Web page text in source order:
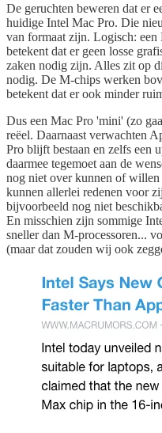
De geruchten beweren dat er
huidige Intel Mac Pro. Die
van formaat zijn. Logisch: een
betekent dat er geen losse
zaken nodig zijn. Alles zit op
nodig. De M-chips werken
betekent dat er ook minder
Dus een Mac Pro 'mini' (zo
reëel. Daarnaast verwachten
Pro blijft bestaan en zelfs een
daarmee tegemoet aan de
nog niet over kunnen of
kunnen allerlei redenen voor
bijvoorbeeld nog niet
En misschien zijn sommige
sneller dan M-processoren...
(maar dat zouden wij ook